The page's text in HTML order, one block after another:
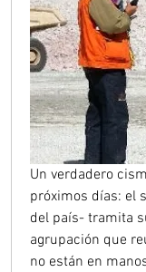
Un verdadero
próximos días: el
del país- tramita
agrupación que
no están en